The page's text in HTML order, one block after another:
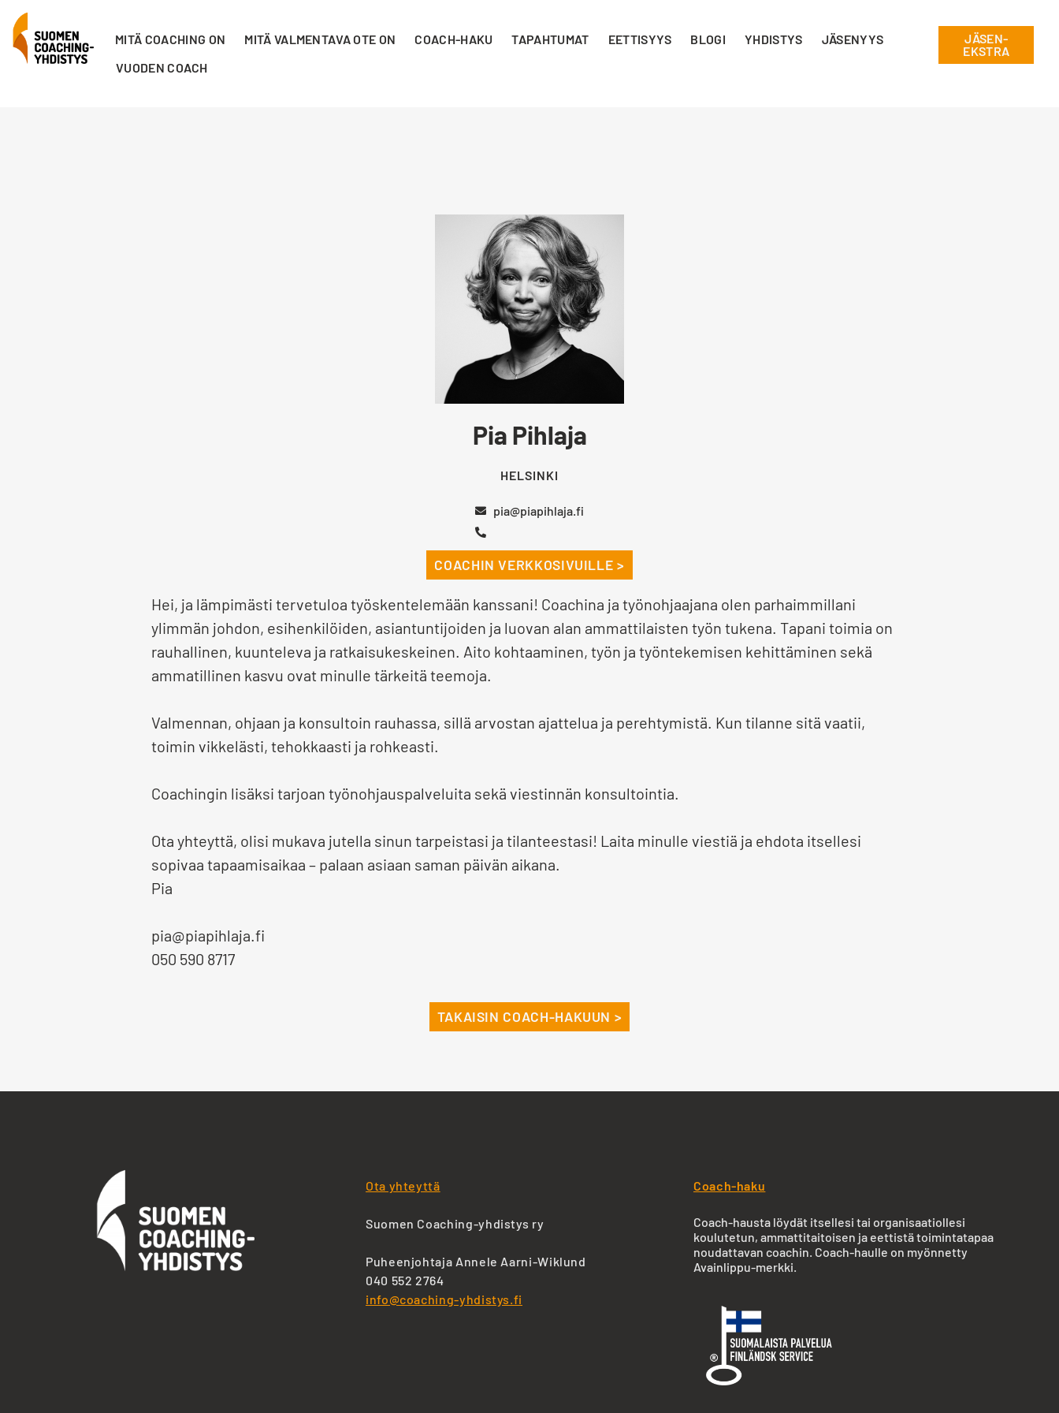
MITÄ COACHING ON MITÄ VALMENTAVA OTE ON COACH-HAKU TAPAHTUMAT EETTISYYS BLOGI YHDISTYS
JÄSENYYS
VUODEN COACH
JÄSEN-
EKSTRA
Pia Pihlaja
HELSINKI
pia@piapihlaja.fi
COACHIN VERKKOSIVUILLE >
Hei, ja lämpimästi tervetuloa työskentelemään kanssani! Coachina ja työnohjaajana olen parhaimmillani
ylimmän johdon, esihenkilöiden, asiantuntijoiden ja luovan alan ammattilaisten työn tukena. Tapani toimia on
rauhallinen, kuunteleva ja ratkaisukeskeinen. Aito kohtaaminen, työn ja työntekemisen kehittäminen sekä
ammatillinen kasvu ovat minulle tärkeitä teemoja.
Valmennan, ohjaan ja konsultoin rauhassa, sillä arvostan ajattelua ja perehtymistä. Kun tilanne sitä vaatii,
toimin vikkelästi, tehokkaasti ja rohkeasti.
Coachingin lisäksi tarjoan työnohjauspalveluita sekä viestinnän konsultointia.
Ota yhteyttä, olisi mukava jutella sinun tarpeistasi ja tilanteestasi! Laita minulle viestiä ja ehdota itsellesi
sopivaa tapaamisaikaa – palaan asiaan saman päivän aikana.
Pia
pia@piapihlaja.fi
050 590 8717
TAKAISIN COACH-HAKUUN >
Ota yhteyttä
Suomen Coaching-yhdistys ry
Puheenjohtaja Annele Aarni-Wiklund
040 552 2764
info@coaching-yhdistys.fi
Coach-haku
Coach-hausta löydät itsellesi tai organisaatiollesi
koulutetun, ammattitaitoisen ja eettistä toimintatapaa
noudattavan coachin. Coach-haulle on myönnetty
Avainlippu-merkki.